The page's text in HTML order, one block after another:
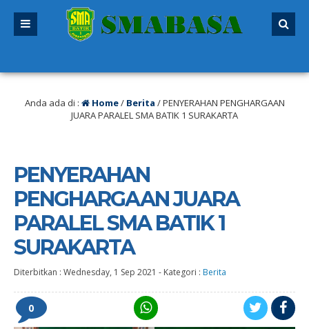
Anda ada di : Home/ Berita /PENYERAHAN PENGHARGAAN
JUARA PARALEL SMA BATIK 1 SURAKARTA
PENYERAHAN
PENGHARGAAN JUARA
PARALEL SMA BATIK 1
SURAKARTA
Diterbitkan : Wednesday, 1 Sep 2021 - Kategori : Berita
0